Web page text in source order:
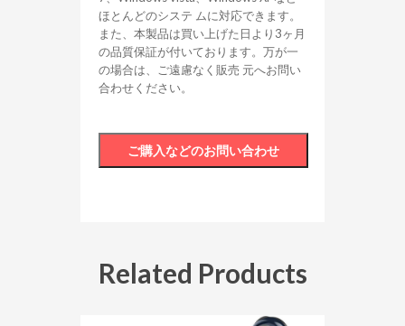
ほとんどのシステ ムに対応できます。
また、本製品は買い上げた日より3ヶ月
の品質保証が付いております。万が一
の場合は、ご遠慮なく販売 元へお問い
合わせください。
Related Products